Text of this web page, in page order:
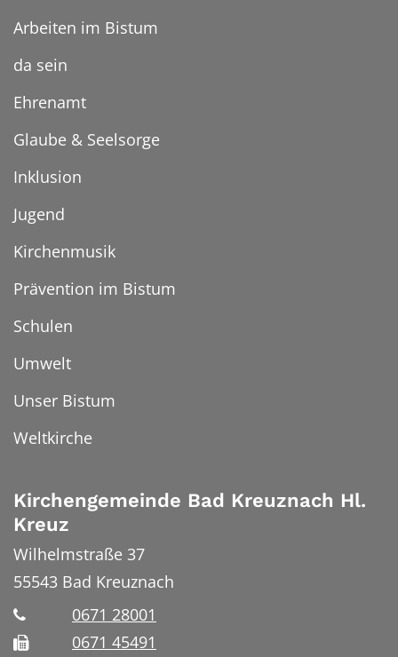
Arbeiten im Bistum
da sein
Ehrenamt
Glaube & Seelsorge
Inklusion
Jugend
Kirchenmusik
Prävention im Bistum
Schulen
Umwelt
Unser Bistum
Weltkirche
Kirchengemeinde Bad Kreuznach Hl.
Kreuz
Wilhelmstraße 37
55543 Bad Kreuznach
0671 28001
0671 45491